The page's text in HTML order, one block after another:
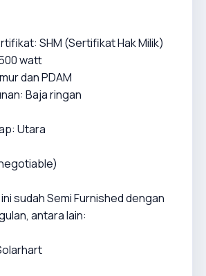
SHM (Sertifikat Hak Milik)
watt
dan PDAM
Baja ringan
Utara
sudah Semi Furnished dengan
antara lain: